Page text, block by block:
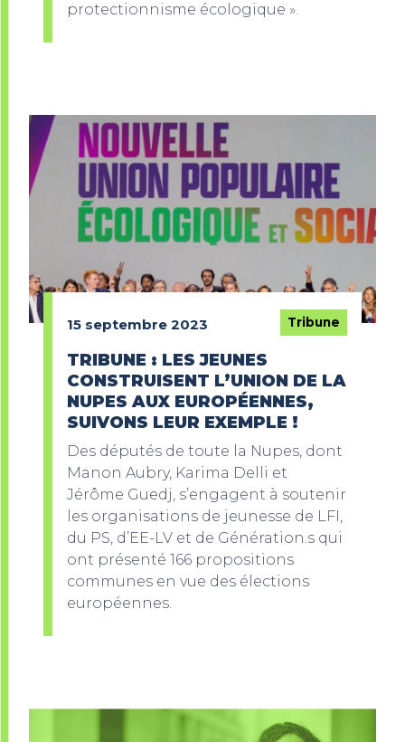
protectionnisme écologique ».
15 septembre 2023 Tribune
TRIBUNE : LES JEUNES
CONSTRUISENT L’UNION DE LA
NUPES AUX EUROPÉENNES,
SUIVONS LEUR EXEMPLE !
Des députés de toute la Nupes, dont
Manon Aubry, Karima Delli et
Jérôme Guedj, s’engagent à soutenir
les organisations de jeunesse de LFI,
du PS, d’EE-LV et de Génération.s qui
ont présenté 166 propositions
communes en vue des élections
européennes.